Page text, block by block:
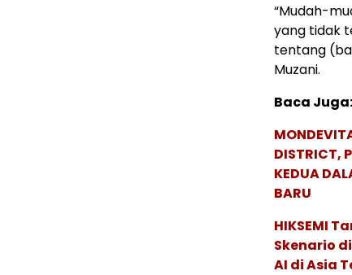
“Mudah-
yang tidak
tentang
Muzani.
Baca Juga:
DISTRICT,
KEDUA
BARU
HIKSEMI
Skenario
AI di Asia